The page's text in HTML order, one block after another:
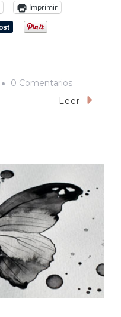
Imprimir
0 ComentariosEn
«El
Naturaleza,
No
Gobierna
Animalero
Leer